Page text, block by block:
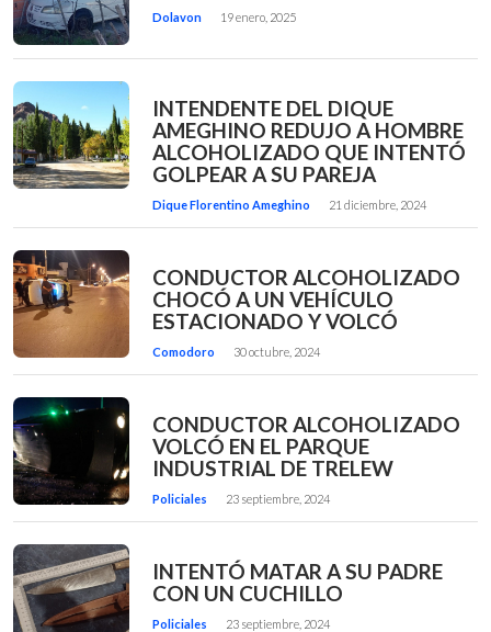
Dolavon 19 enero, 2025
INTENDENTE DEL DIQUE
AMEGHINO REDUJO A HOMBRE
ALCOHOLIZADO QUE INTENTÓ
GOLPEAR A SU PAREJA
Dique Florentino Ameghino 21 diciembre, 2024
CONDUCTOR ALCOHOLIZADO
CHOCÓ A UN VEHÍCULO
ESTACIONADO Y VOLCÓ
Comodoro 30 octubre, 2024
CONDUCTOR ALCOHOLIZADO
VOLCÓ EN EL PARQUE
INDUSTRIAL DE TRELEW
Policiales 23 septiembre, 2024
INTENTÓ MATAR A SU PADRE
CON UN CUCHILLO
Policiales 23 septiembre, 2024